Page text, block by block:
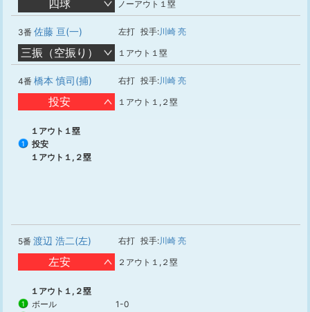
四球 ノーアウト１塁
3番 佐藤 亘(一) 左打 投手:川崎 亮
三振（空振り） １アウト１塁
4番 橋本 慎司(捕) 右打 投手:川崎 亮
投安 １アウト１,２塁
１アウト１塁
1
投安
１アウト１,２塁
5番 渡辺 浩二(左) 右打 投手:川崎 亮
左安 ２アウト１,２塁
１アウト１,２塁
1 ボール 1-0